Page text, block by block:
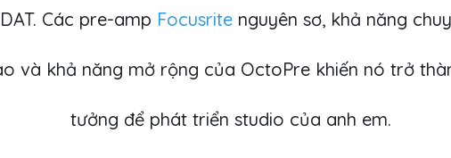
Các pre-amp Focusrite nguyên sơ, khả năng
và khả năng mở rộng của OctoPre khiến nó trở
tưởng để phát triển studio của anh em.